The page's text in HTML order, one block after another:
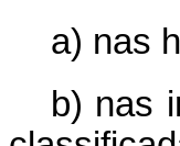
a) nas
b) nas